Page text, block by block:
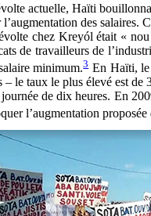
actuelle, Haïti
des salaires.
chez Kreyól était «
de travailleurs de
minimum.3En Haïti, le
– le taux le plus élevé est
de dix heures. En
l’augmentation